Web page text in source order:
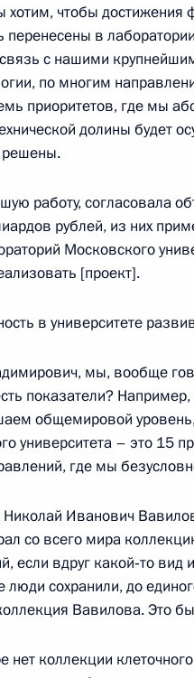
об образовании
ректора СПбГУ
ректора МГУ
пленарного
федерального
ДВФУ
чтобы достижения
в
с нашими
по многим
приоритетов, где мы
долины будет
решены.
работу, согласовала
рублей, из них
Московского
[проект].
в университете
мы, вообще
показатели?
общемировой
университета – это 15
где мы
Николай Иванович
со всего мира
если вдруг какой‑то вид
сохранили, до
Вавилова. Это
нет коллекции